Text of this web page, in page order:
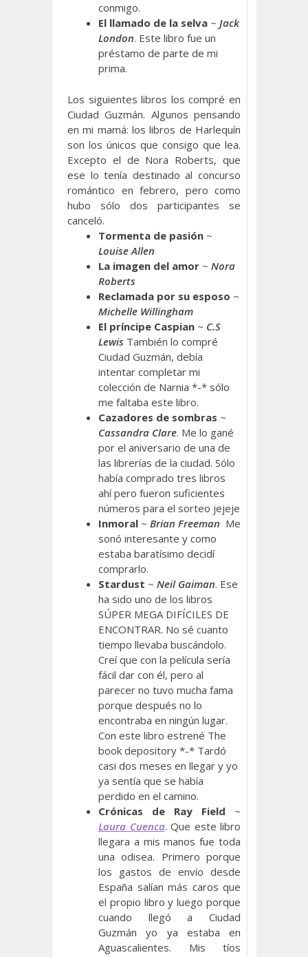
conmigo.
El llamado de la selva ~ Jack
London. Este libro fue un
préstamo de parte de mi
prima.
Los siguientes libros los compré en
Ciudad Guzmán. Algunos pensando
en mi mamá: los libros de Harlequín
son los únicos que consigo que lea.
Excepto el de Nora Roberts, que
ese lo tenía destinado al concurso
romántico en febrero, pero como
hubo sólo dos participantes se
canceló.
Tormenta de pasión ~
Louise Allen
La imagen del amor ~ Nora
Roberts
Reclamada por su esposo ~
Michelle Willingham
El príncipe Caspian ~ C.S
Lewis También lo compré
Ciudad Guzmán, debía
intentar completar mi
colección de Narnia *-* sólo
me faltaba este libro.
Cazadores de sombras ~
Cassandra Clare. Me lo gané
por el aniversario de una de
las librerías de la ciudad. Sólo
había comprado tres libros
ahí pero fueron suficientes
números para el sorteo jejeje
Inmoral ~ Brian Freeman Me
sonó interesante y como
estaba baratísimo decidí
comprarlo.
Stardust ~ Neil Gaiman. Ese
ha sido uno de los libros
SÚPER MEGA DIFÍCILES DE
ENCONTRAR. No sé cuanto
tiempo llevaba buscándolo.
Creí que con la película sería
fácil dar con él, pero al
parecer no tuvo mucha fama
porque después no lo
encontraba en ningún lugar.
Con este libro estrené The
book depository *-* Tardó
casi dos meses en llegar y yo
ya sentía que se había
perdido en el camino.
Crónicas de Ray Field ~
Laura Cuenca. Que este libro
llegara a mis manos fue toda
una odisea. Primero porque
los gastos de envío desde
España salían más caros que
el propio libro y luego porque
cuando llegó a Ciudad
Guzmán yo ya estaba en
Aguascalientes. Mis tíos